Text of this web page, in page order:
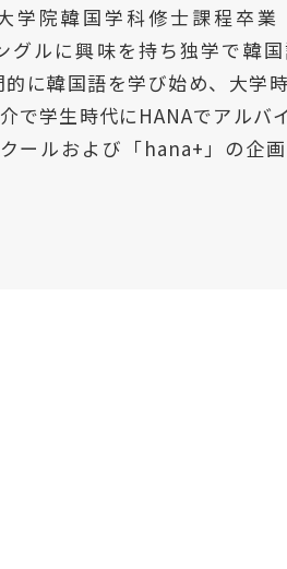
学院韓国学科修士課程卒業
グルに興味を持ち独学で韓
に韓国語を学び始め、大学
で学生時代にHANAでアルバ
ールおよび「hana+」の企